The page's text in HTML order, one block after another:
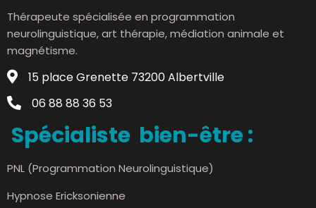
Thérapeute spécialisée en programmation
neurolinguistique, art thérapie, médiation animale et
magnétisme.
15 place Grenette 73200 Albertville
06 88 88 36 53
Spécialiste bien-être :
PNL (Programmation Neurolinguistique)
Hypnose Ericksonienne